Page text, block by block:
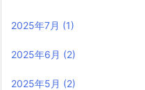
2025年7月 (1)
2025年6月 (2)
2025年5月 (2)